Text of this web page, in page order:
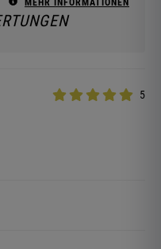
MEHR INFORMATIONEN
5